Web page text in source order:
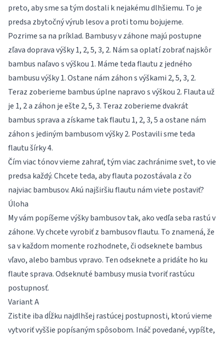
preto, aby sme sa tým dostali k nejakému dlhšiemu. To je
predsa zbytočný výrub lesov a proti tomu bojujeme.
Pozrime sa na príklad. Bambusy v záhone majú postupne
zľava doprava výšky 1, 2, 5, 3, 2. Nám sa oplatí zobrať najskôr
bambus naľavo s výškou 1. Máme teda flautu z jedného
bambusu výšky 1. Ostane nám záhon s výškami 2, 5, 3, 2.
Teraz zoberieme bambus úplne napravo s výškou 2. Flauta už
je 1, 2 a záhon je ešte 2, 5, 3. Teraz zoberieme dvakrát
bambus sprava a získame tak flautu 1, 2, 3, 5 a ostane nám
záhon s jediným bambusom výšky 2. Postavili sme teda
flautu šírky 4.
Čím viac tónov vieme zahrať, tým viac zachránime svet, to vie
predsa každý. Chcete teda, aby flauta pozostávala z čo
najviac bambusov. Akú najširšiu flautu nám viete postaviť?
Úloha
My vám popíšeme výšky bambusov tak, ako vedľa seba rastú v
záhone. Vy chcete vyrobiť z bambusov flautu. To znamená, že
sa v každom momente rozhodnete, či odseknete bambus
vľavo, alebo bambus vpravo. Ten odseknete a pridáte ho ku
flaute sprava. Odseknuté bambusy musia tvoriť rastúcu
postupnosť.
Variant A
Zistite iba dĺžku najdlhšej rastúcej postupnosti, ktorú vieme
vytvoriť vyššie popísaným spôsobom. Ináč povedané, vypíšte,